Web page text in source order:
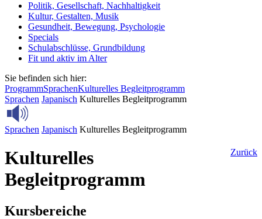
Politik, Gesellschaft, Nachhaltigkeit
Kultur, Gestalten, Musik
Gesundheit, Bewegung, Psychologie
Specials
Schulabschlüsse, Grundbildung
Fit und aktiv im Alter
Sie befinden sich hier:
ProgrammSprachenKulturelles Begleitprogramm
Sprachen Japanisch Kulturelles Begleitprogramm
Sprachen Japanisch Kulturelles Begleitprogramm
Zurück
Kulturelles
Begleitprogramm
Kursbereiche